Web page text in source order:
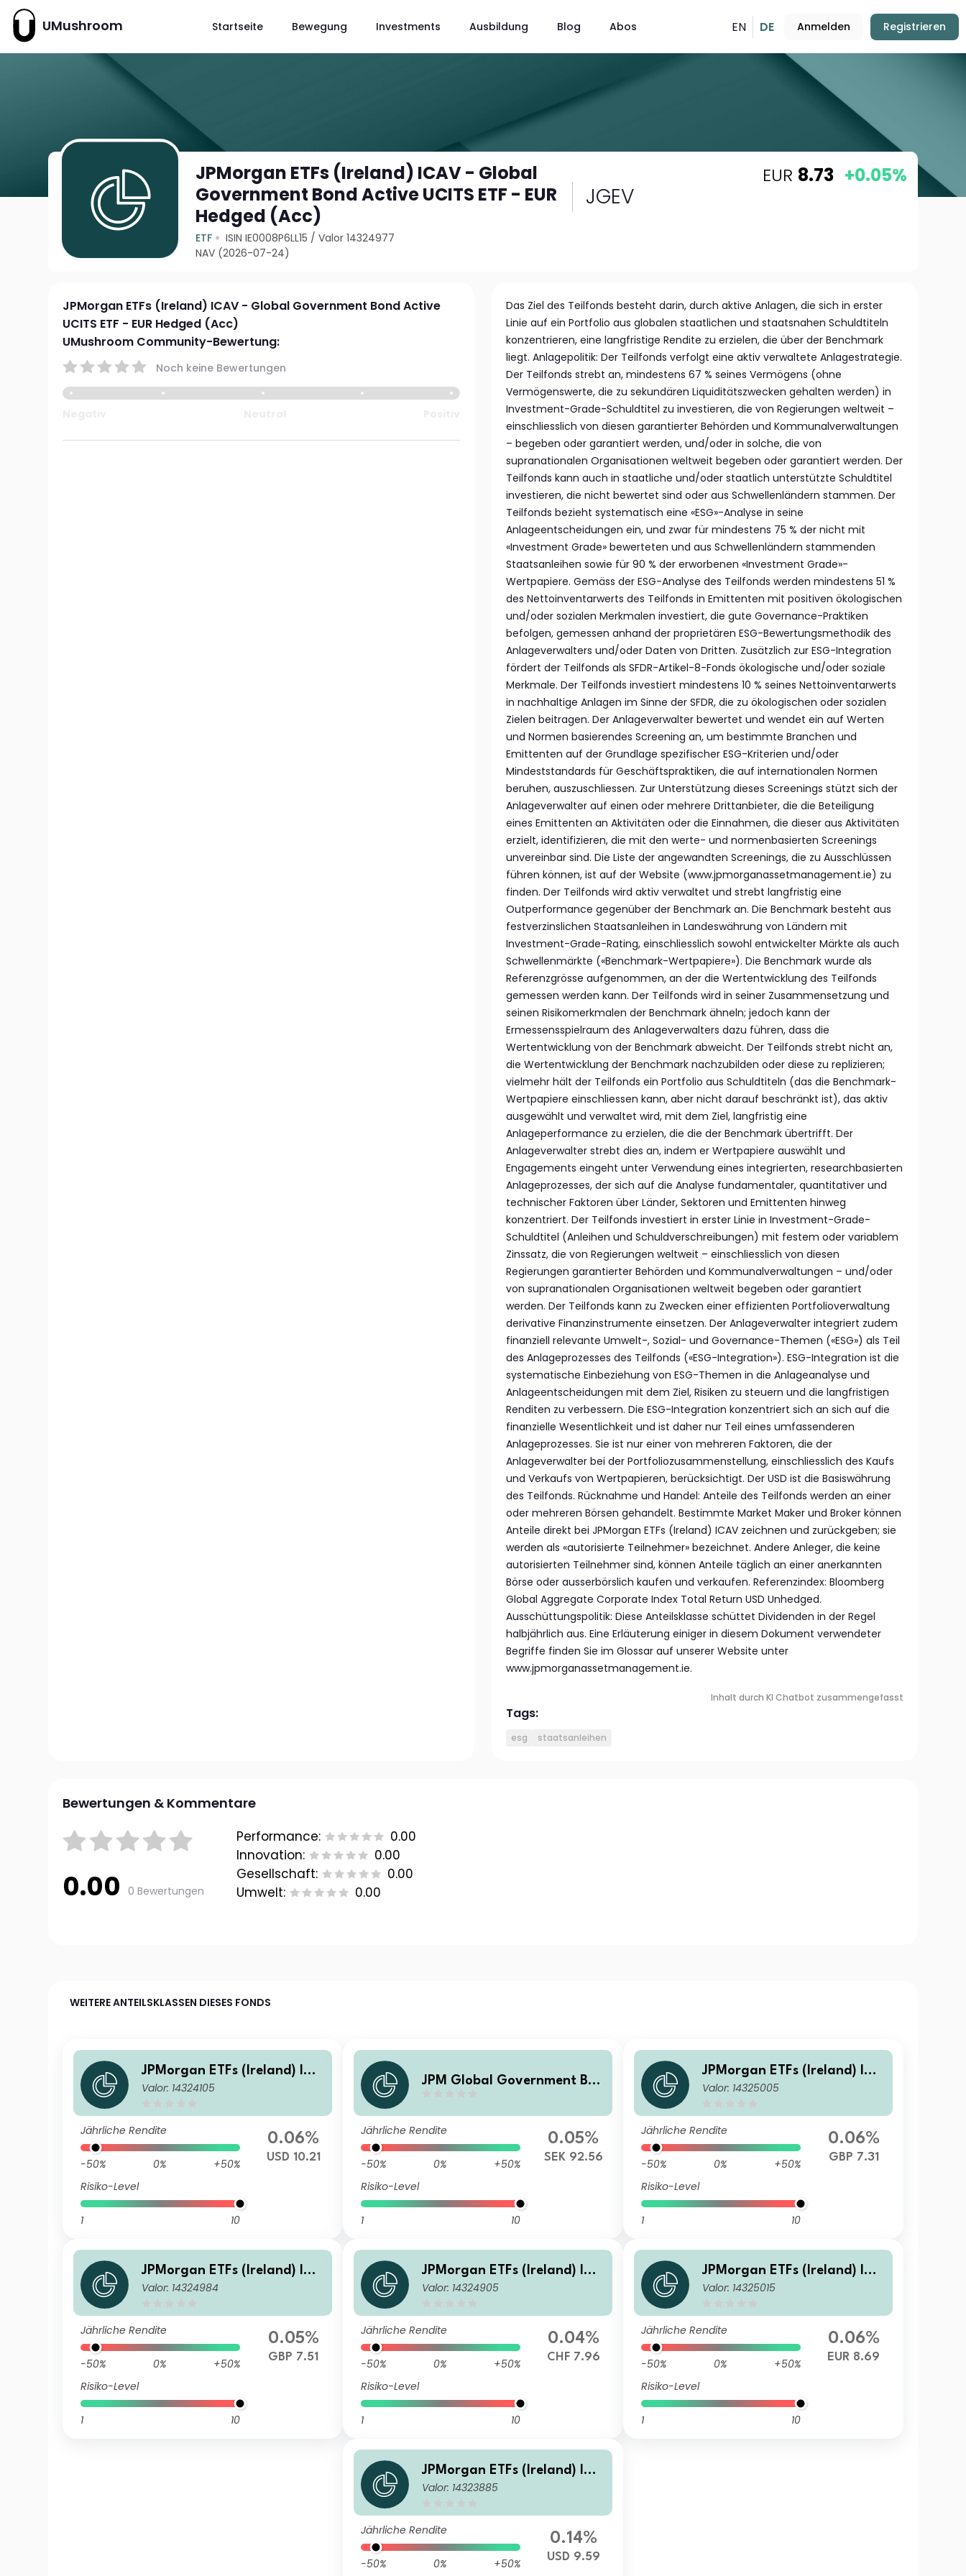
UMushroom Startseite Bewegung Investments Ausbildung Blog Abos EN DE Anmelden Registrieren
JPMorgan ETFs (Ireland) ICAV - Global
Government Bond Active UCITS ETF - EUR
Hedged (Acc)
JGEV
ETF ISIN IE0008P6LL15 /Valor 14324977
NAV (2026-07-24)
EUR 8.73 +0.05%
JPMorgan ETFs (Ireland) ICAV - Global Government Bond Active
UCITS ETF - EUR Hedged (Acc)
UMushroom Community-Bewertung:
Noch keine Bewertungen
Das Ziel des Teilfonds besteht darin, durch aktive Anlagen, die sich in erster
Linie auf ein Portfolio aus globalen staatlichen und staatsnahen Schuldtiteln
konzentrieren, eine langfristige Rendite zu erzielen, die über der Benchmark
liegt. Anlagepolitik: Der Teilfonds verfolgt eine aktiv verwaltete Anlagestrategie.
Der Teilfonds strebt an, mindestens 67 % seines Vermögens (ohne
Vermögenswerte, die zu sekundären Liquiditätszwecken gehalten werden) in
Investment-Grade-Schuldtitel zu investieren, die von Regierungen weltweit –
einschliesslich von diesen garantierter Behörden und Kommunalverwaltungen
– begeben oder garantiert werden, und/oder in solche, die von
supranationalen Organisationen weltweit begeben oder garantiert werden. Der
Teilfonds kann auch in staatliche und/oder staatlich unterstützte Schuldtitel
investieren, die nicht bewertet sind oder aus Schwellenländern stammen. Der
Teilfonds bezieht systematisch eine «ESG»-Analyse in seine
Anlageentscheidungen ein, und zwar für mindestens 75 % der nicht mit
«Investment Grade» bewerteten und aus Schwellenländern stammenden
Staatsanleihen sowie für 90 % der erworbenen «Investment Grade»-
Wertpapiere. Gemäss der ESG-Analyse des Teilfonds werden mindestens 51 %
des Nettoinventarwerts des Teilfonds in Emittenten mit positiven ökologischen
und/oder sozialen Merkmalen investiert, die gute Governance-Praktiken
befolgen, gemessen anhand der proprietären ESG-Bewertungsmethodik des
Anlageverwalters und/oder Daten von Dritten. Zusätzlich zur ESG-Integration
fördert der Teilfonds als SFDR-Artikel-8-Fonds ökologische und/oder soziale
Merkmale. Der Teilfonds investiert mindestens 10 % seines Nettoinventarwerts
in nachhaltige Anlagen im Sinne der SFDR, die zu ökologischen oder sozialen
Zielen beitragen. Der Anlageverwalter bewertet und wendet ein auf Werten
und Normen basierendes Screening an, um bestimmte Branchen und
Emittenten auf der Grundlage spezifischer ESG-Kriterien und/oder
Mindeststandards für Geschäftspraktiken, die auf internationalen Normen
beruhen, auszuschliessen. Zur Unterstützung dieses Screenings stützt sich der
Anlageverwalter auf einen oder mehrere Drittanbieter, die die Beteiligung
eines Emittenten an Aktivitäten oder die Einnahmen, die dieser aus Aktivitäten
erzielt, identifizieren, die mit den werte- und normenbasierten Screenings
unvereinbar sind. Die Liste der angewandten Screenings, die zu Ausschlüssen
führen können, ist auf der Website (www.jpmorganassetmanagement.ie) zu
finden. Der Teilfonds wird aktiv verwaltet und strebt langfristig eine
Outperformance gegenüber der Benchmark an. Die Benchmark besteht aus
festverzinslichen Staatsanleihen in Landeswährung von Ländern mit
Investment-Grade-Rating, einschliesslich sowohl entwickelter Märkte als auch
Schwellenmärkte («Benchmark-Wertpapiere»). Die Benchmark wurde als
Referenzgrösse aufgenommen, an der die Wertentwicklung des Teilfonds
gemessen werden kann. Der Teilfonds wird in seiner Zusammensetzung und
seinen Risikomerkmalen der Benchmark ähneln; jedoch kann der
Ermessensspielraum des Anlageverwalters dazu führen, dass die
Wertentwicklung von der Benchmark abweicht. Der Teilfonds strebt nicht an,
die Wertentwicklung der Benchmark nachzubilden oder diese zu replizieren;
vielmehr hält der Teilfonds ein Portfolio aus Schuldtiteln (das die Benchmark-
Wertpapiere einschliessen kann, aber nicht darauf beschränkt ist), das aktiv
ausgewählt und verwaltet wird, mit dem Ziel, langfristig eine
Anlageperformance zu erzielen, die die der Benchmark übertrifft. Der
Anlageverwalter strebt dies an, indem er Wertpapiere auswählt und
Engagements eingeht unter Verwendung eines integrierten, researchbasierten
Anlageprozesses, der sich auf die Analyse fundamentaler, quantitativer und
technischer Faktoren über Länder, Sektoren und Emittenten hinweg
konzentriert. Der Teilfonds investiert in erster Linie in Investment-Grade-
Schuldtitel (Anleihen und Schuldverschreibungen) mit festem oder variablem
Zinssatz, die von Regierungen weltweit – einschliesslich von diesen
Regierungen garantierter Behörden und Kommunalverwaltungen – und/oder
von supranationalen Organisationen weltweit begeben oder garantiert
werden. Der Teilfonds kann zu Zwecken einer effizienten Portfolioverwaltung
derivative Finanzinstrumente einsetzen. Der Anlageverwalter integriert zudem
finanziell relevante Umwelt-, Sozial- und Governance-Themen («ESG») als Teil
des Anlageprozesses des Teilfonds («ESG-Integration»). ESG-Integration ist die
systematische Einbeziehung von ESG-Themen in die Anlageanalyse und
Anlageentscheidungen mit dem Ziel, Risiken zu steuern und die langfristigen
Renditen zu verbessern. Die ESG-Integration konzentriert sich an sich auf die
finanzielle Wesentlichkeit und ist daher nur Teil eines umfassenderen
Anlageprozesses. Sie ist nur einer von mehreren Faktoren, die der
Anlageverwalter bei der Portfoliozusammenstellung, einschliesslich des Kaufs
und Verkaufs von Wertpapieren, berücksichtigt. Der USD ist die Basiswährung
des Teilfonds. Rücknahme und Handel: Anteile des Teilfonds werden an einer
oder mehreren Börsen gehandelt. Bestimmte Market Maker und Broker können
Anteile direkt bei JPMorgan ETFs (Ireland) ICAV zeichnen und zurückgeben; sie
werden als «autorisierte Teilnehmer» bezeichnet. Andere Anleger, die keine
autorisierten Teilnehmer sind, können Anteile täglich an einer anerkannten
Börse oder ausserbörslich kaufen und verkaufen. Referenzindex: Bloomberg
Global Aggregate Corporate Index Total Return USD Unhedged.
Ausschüttungspolitik: Diese Anteilsklasse schüttet Dividenden in der Regel
halbjährlich aus. Eine Erläuterung einiger in diesem Dokument verwendeter
Begriffe finden Sie im Glossar auf unserer Website unter
www.jpmorganassetmanagement.ie.
Inhalt durch KI Chatbot zusammengefasst
Tags:
esg staatsanleihen
Bewertungen & Kommentare
0.00 0 Bewertungen
Performance:
0.00
Innovation:
0.00
Gesellschaft:
0.00
Umwelt:
0.00
WEITERE ANTEILSKLASSEN DIESES FONDS
JPMorgan ETFs (Ireland) ICA
V - Global Government Bond
ed (acc)
Valor: 14324105
Jährliche Rendite
-50% 0%
+50%
Risiko-Level
1 10
0.06%
USD 10.21
JPM Global Government Bon
ged (acc)
Jährliche Rendite
-50% 0%
+50%
Risiko-Level
1 10
0.05%
SEK 92.56
JPMorgan ETFs (Ireland) ICA
V - Global Government Bond
ed (dist)
Valor: 14325005
Jährliche Rendite
-50% 0%
+50%
Risiko-Level
1 10
0.06%
GBP 7.31
JPMorgan ETFs (Ireland) ICA
V - Global Government Bond
ed (Acc)
Valor: 14324984
Jährliche Rendite
-50% 0%
+50%
Risiko-Level
1 10
0.05%
GBP 7.51
JPMorgan ETFs (Ireland) ICA
V - Global Government Bond
ed (Acc)
Valor: 14324905
Jährliche Rendite
-50% 0%
+50%
Risiko-Level
1 10
0.04%
CHF 7.96
JPMorgan ETFs (Ireland) ICA
V - Global Government Bond
Valor: 14325015
Jährliche Rendite
-50% 0%
+50%
Risiko-Level
1 10
0.06%
EUR 8.69
JPMorgan ETFs (Ireland) ICA
V - Global Government Bond
Valor: 14323885
Jährliche Rendite
-50% 0% +50%
0.14%
USD 9.59